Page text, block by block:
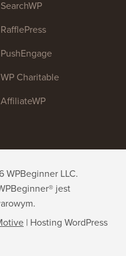
Duplicator
WP Simple Pay
Easy Digital Downloads
RafflePress
PushEngage
WP Charitable
AffiliateWP